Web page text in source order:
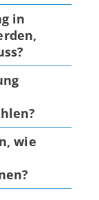
in
wie